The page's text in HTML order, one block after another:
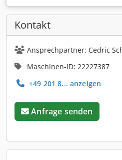
Kontakt
Ansprechpartner: Cedric
Maschinen-ID: 22227387
+49 201 8... anzeigen
Anfrage senden